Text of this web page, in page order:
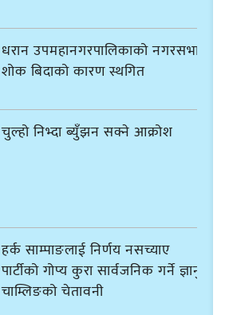
धरान उपमहानगरपालिकाको नगरसभा
शोक बिदाको कारण स्थगित
चुल्हो निभ्दा ब्युँझन सक्ने आक्रोश
हर्क साम्पाङलाई निर्णय नसच्याए
पार्टीको गोप्य कुरा सार्वजनिक गर्ने ज्ञानु
चाम्लिङको चेतावनी